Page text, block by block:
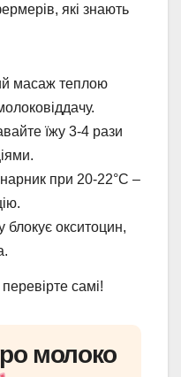
які знають
масаж теплою
їжу 3-4 рази
при 20-22°C –
блокує окситоцин,
самі!
молоко